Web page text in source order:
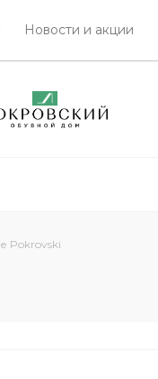
Новости и акции
Pokrovski